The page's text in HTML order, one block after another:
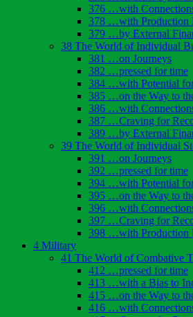
376 …with
378 …with Production
379 …by External
38 The World of Individual
381 …on Journeys
382 …pressed for time
384 …with Potential
385 …on the Way to
386 …with
387 …Craving for
389 …by External
39 The World of Individual
391 …on Journeys
392 …pressed for time
394 …with Potential
395 …on the Way to
396 …with
397 …Craving for
398 …with Production
4 Military
41 The World of Combative
412 …pressed for time
413 …with a Bias to
415 …on the Way to
416 …with